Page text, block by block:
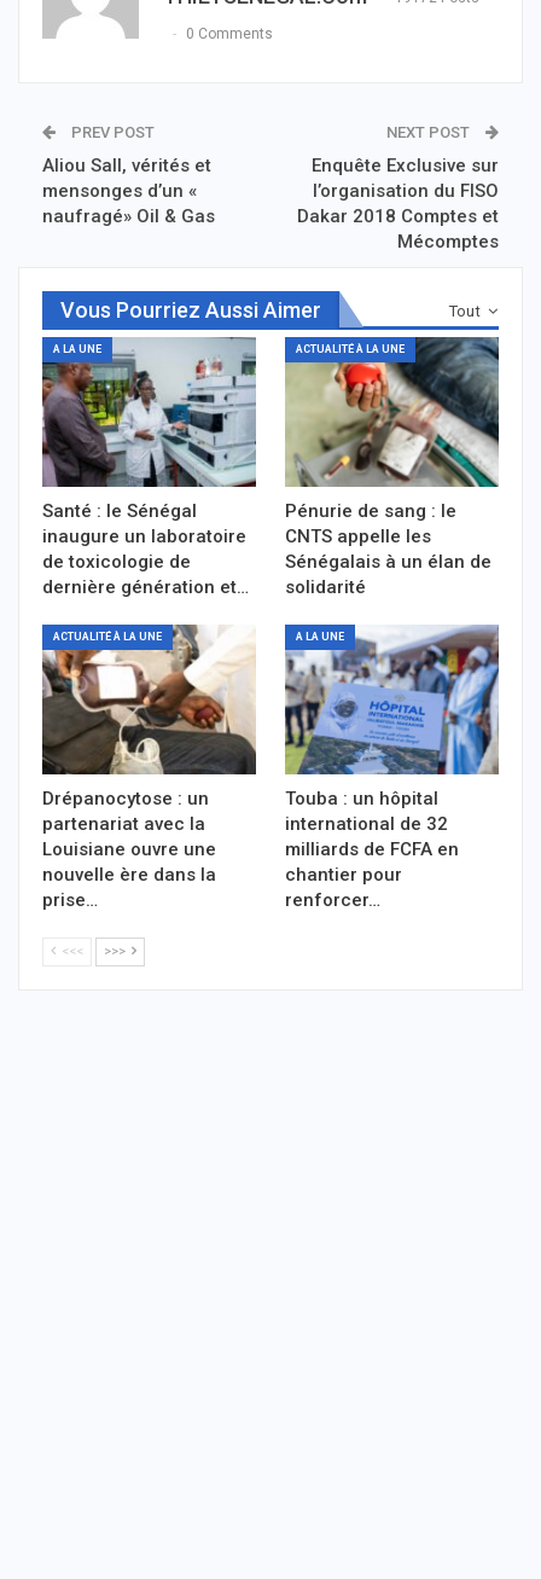
0 Comments
PREV POST
Aliou Sall, vérités et
mensonges d’un «
naufragé» Oil & Gas
NEXT POST
Enquête Exclusive sur
l’organisation du FISO
Dakar 2018 Comptes et
Mécomptes
Tout
Vous Pourriez Aussi Aimer
A LA UNE
Santé : le Sénégal
inaugure un laboratoire
de toxicologie de
dernière génération et…
ACTUALITÉ À LA UNE
Pénurie de sang : le
CNTS appelle les
Sénégalais à un élan de
solidarité
ACTUALITÉ À LA UNE
Drépanocytose : un
partenariat avec la
Louisiane ouvre une
nouvelle ère dans la
prise…
A LA UNE
Touba : un hôpital
international de 32
milliards de FCFA en
chantier pour
renforcer…
<<< >>>